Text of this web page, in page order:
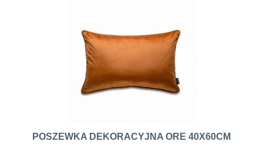
POSZEWKA DEKORACYJNA ORE 40X60CM